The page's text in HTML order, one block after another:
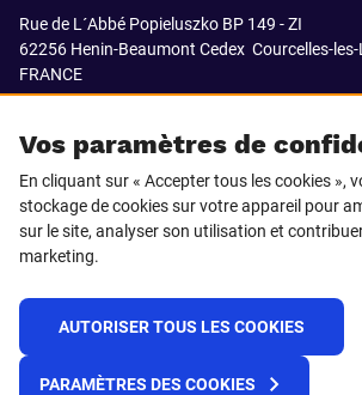
Vos paramètres de
En cliquant sur « Accepter tous les cookies »,
stockage de cookies sur votre appareil pour
sur le site, analyser son utilisation et
marketing.
AUTORISER TOUS LES COOKIES
PARAMÈTRES DES COOKIES
Rue de L´Abbé Popieluszko BP 149 - ZI
62256 Henin-Beaumont Cedex Courcelles-
FRANCE
SUIVEZ-NOUS SUR
© 2021 APOK